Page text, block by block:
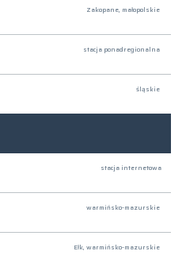
Zakopane, małopolskie
stacja ponadregionalna
śląskie
stacja internetowa
warmińsko-mazurskie
Ełk, warmińsko-mazurskie